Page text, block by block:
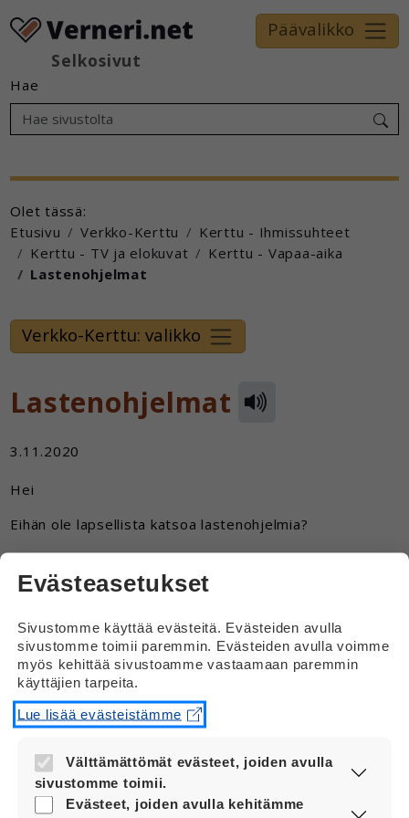
Selkosivut
Päävalikko
Hae
Olet tässä:
Etusivu
Verkko-Kerttu
Kerttu - Ihmissuhteet
Kerttu - TV ja elokuvat
Kerttu - Vapaa-aika
Lastenohjelmat
Verkko-Kerttu: valikko
Lastenohjelmat
3.11.2020
Hei
Eihän ole lapsellista katsoa lastenohjelmia?
Kun minua haukutaan lapselliseksi, kun minä katson
lastenohjelmia, vaikka minä olen aikuinen.
Vastaus
Hei
Kyllä aikuisetkin katsovat lastenohjelmia.
Minäkin katson lastenohjelmia. Minä pidän
erityisesti Muumeista.
Mistä lastenohjelmista sinä pidät?
Evästeasetukset
Sivustomme käyttää evästeitä. Evästeiden avulla
sivustomme toimii paremmin. Evästeiden avulla voimme
myös kehittää sivustoamme vastaamaan paremmin
käyttäjien tarpeita.
Lue lisää evästeistämme
Välttämättömät evästeet, joiden avulla
sivustomme toimii.
Nämä evästeet ovat aina käytössä, jotta
Evästeet, joiden avulla kehitämme